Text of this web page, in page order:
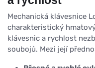
Mechanická klávesnice
charakteristický
klávesnic a rychlost
soubojů. Mezi její